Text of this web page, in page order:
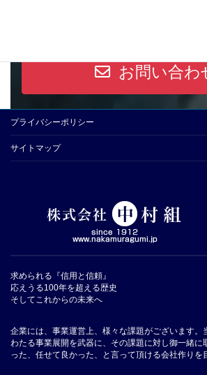
お問い合わ
プライバシーポリシー
サイトマップ
求められる『信用と信頼』
応えうる100年を超える歴史
そしてこれからの未来へ
企業には、事業運営上、様々な課題がございます。
わたる事業展開を武器に、その課題に対し御一緒に
った、任せて良かった、と言って頂ける会社作りを